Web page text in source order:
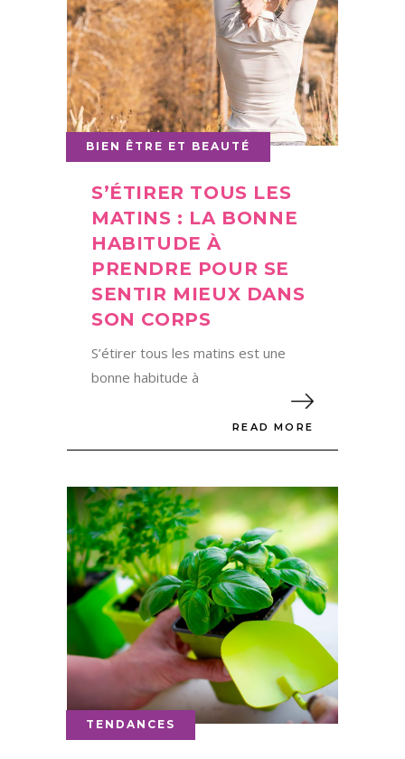
BIEN ÊTRE ET BEAUTÉ
S’ÉTIRER TOUS LES
MATINS : LA BONNE
HABITUDE À
PRENDRE POUR SE
SENTIR MIEUX DANS
SON CORPS
S’étirer tous les matins est une
bonne habitude à
READ MORE
TENDANCES